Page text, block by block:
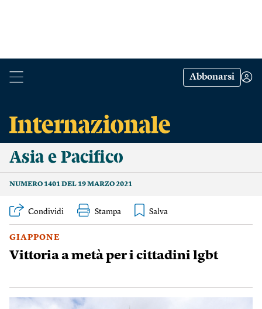
Abbonarsi
Asia e Pacifico
NUMERO 1401 DEL 19 MARZO 2021
Condividi Stampa
GIAPPONE
Vittoria a metà per i cittadini lgbt